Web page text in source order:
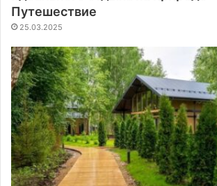
Путешествие
25.03.2025